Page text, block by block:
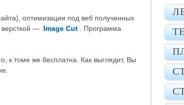
оптимизации под веб полученных
версткой — Image Cut
. Программа
к томе же бесплатна. Как выглядит, Вы